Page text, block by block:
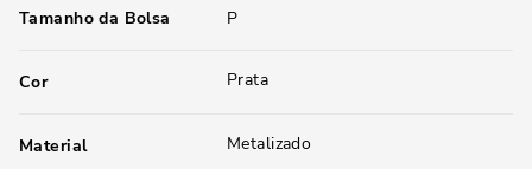
Tamanho da Bolsa P
Cor Prata
Material Metalizado